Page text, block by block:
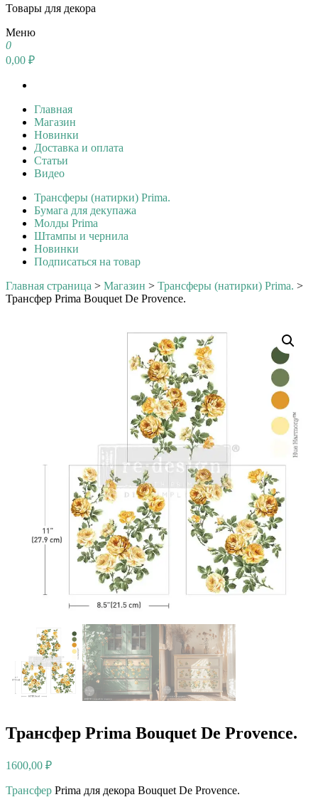
Товары для декора
Меню
0
0,00 ₽
Главная
Магазин
Новинки
Доставка и оплата
Статьи
Видео
Трансферы (натирки) Prima.
Бумага для декупажа
Молды Prima
Штампы и чернила
Новинки
Подписаться на товар
Главная страница > Магазин > Трансферы (натирки) Prima. >
Трансфер Prima Bouquet De Provence.
Трансфер Prima Bouquet De Provence.
1600,00 ₽
Трансфер Prima для декора Bouquet De Provence.